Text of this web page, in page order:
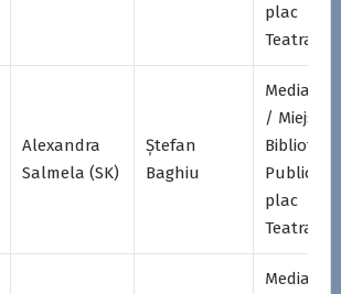
plac
Teatralny
Alexandra
Salmela (SK)
Ștefan
Baghiu
/ Miejska
Biblioteka
plac
Teatralny